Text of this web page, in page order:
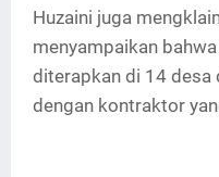
Huzaini juga
menyampaikan
diterapkan di 14 desa
dengan kontraktor